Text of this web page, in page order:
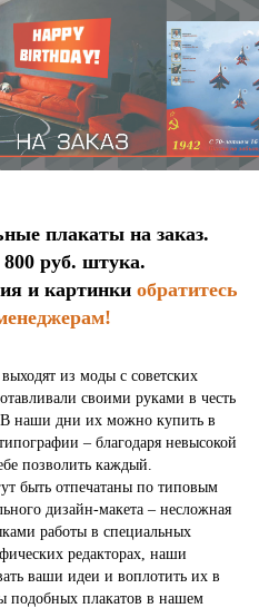
плакаты на заказ.
руб. штука.
и картинки обратитесь
из моды с советских
своими руками в честь
наши дни их можно купить в
– благодаря невысокой
позволить каждый.
быть отпечатаны по типовым
дизайн-макета – несложная
работы в специальных
редакторах, наши
ваши идеи и воплотить их в
подобных плакатов в нашем